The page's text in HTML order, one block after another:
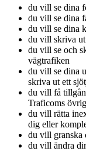
du vill se dina
du vill se dina
du vill se dina
du vill skriva
du vill se och
vägtrafiken
du vill se dina
skriva ut ett
du vill få
Traficoms
du vill rätta
dig eller
du vill granska
du vill ändra